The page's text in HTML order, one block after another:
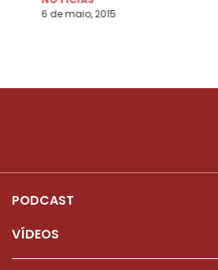
6 de maio, 2015
PODCAST
VÍDEOS